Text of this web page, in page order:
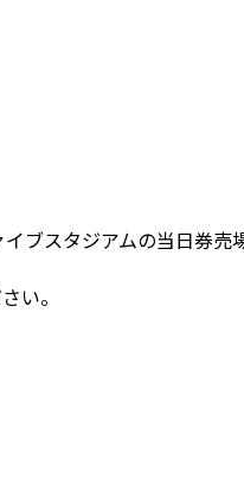
ブスタジアムの当日券
い。